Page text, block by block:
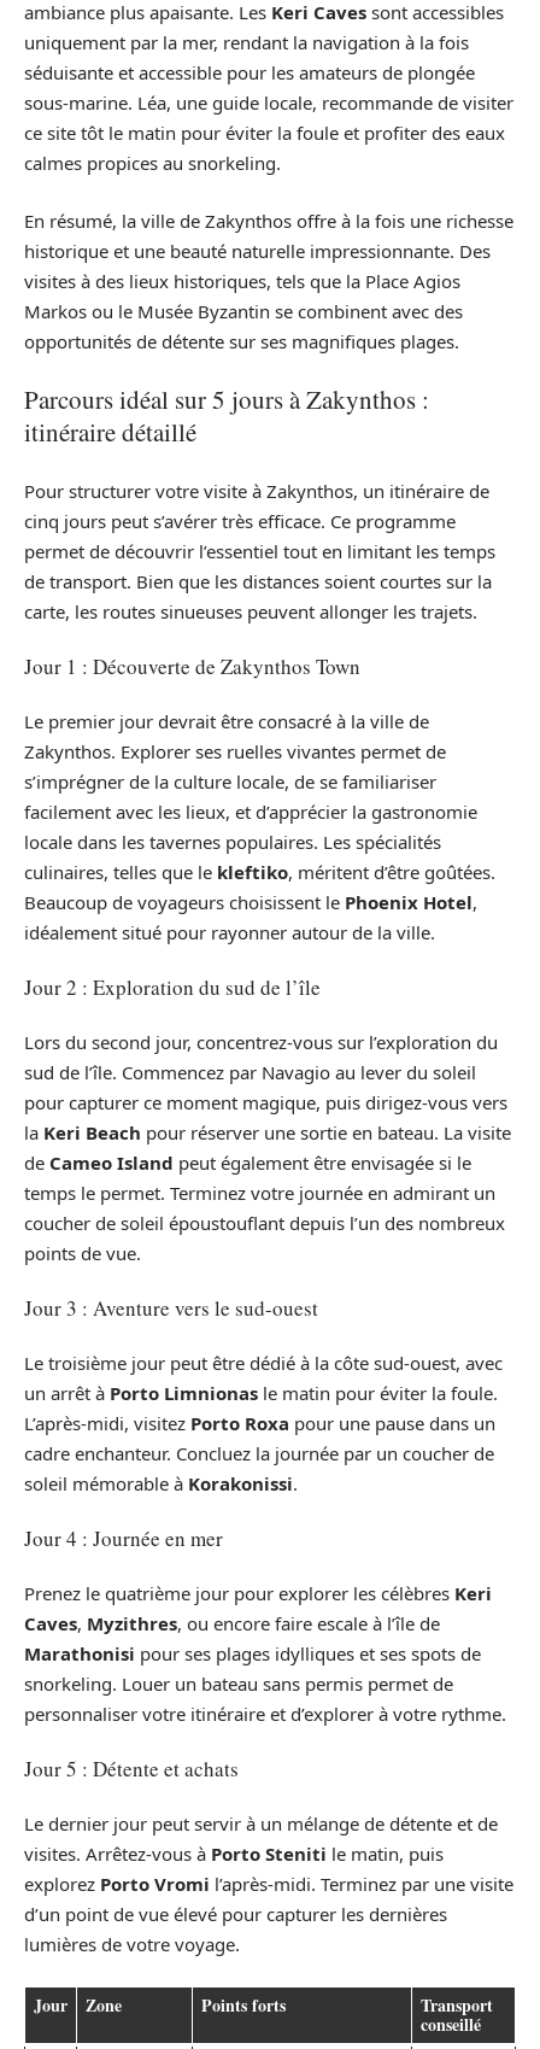
ambiance plus apaisante. Les Keri Caves sont accessibles
uniquement par la mer, rendant la navigation à la fois
séduisante et accessible pour les amateurs de plongée
sous-marine. Léa, une guide locale, recommande de visiter
ce site tôt le matin pour éviter la foule et profiter des eaux
calmes propices au snorkeling.
En résumé, la ville de Zakynthos offre à la fois une richesse
historique et une beauté naturelle impressionnante. Des
visites à des lieux historiques, tels que la Place Agios
Markos ou le Musée Byzantin se combinent avec des
opportunités de détente sur ses magnifiques plages.
Parcours idéal sur 5 jours à Zakynthos :
itinéraire détaillé
Pour structurer votre visite à Zakynthos, un itinéraire de
cinq jours peut s’avérer très efficace. Ce programme
permet de découvrir l’essentiel tout en limitant les temps
de transport. Bien que les distances soient courtes sur la
carte, les routes sinueuses peuvent allonger les trajets.
Jour 1 : Découverte de Zakynthos Town
Le premier jour devrait être consacré à la ville de
Zakynthos. Explorer ses ruelles vivantes permet de
s’imprégner de la culture locale, de se familiariser
facilement avec les lieux, et d’apprécier la gastronomie
locale dans les tavernes populaires. Les spécialités
culinaires, telles que le kleftiko, méritent d’être goûtées.
Beaucoup de voyageurs choisissent le Phoenix Hotel,
idéalement situé pour rayonner autour de la ville.
Jour 2 : Exploration du sud de l’île
Lors du second jour, concentrez-vous sur l’exploration du
sud de l’île. Commencez par Navagio au lever du soleil
pour capturer ce moment magique, puis dirigez-vous vers
la Keri Beach pour réserver une sortie en bateau. La visite
de Cameo Island peut également être envisagée si le
temps le permet. Terminez votre journée en admirant un
coucher de soleil époustouflant depuis l’un des nombreux
points de vue.
Jour 3 : Aventure vers le sud-ouest
Le troisième jour peut être dédié à la côte sud-ouest, avec
un arrêt à Porto Limnionas le matin pour éviter la foule.
L’après-midi, visitez Porto Roxa pour une pause dans un
cadre enchanteur. Concluez la journée par un coucher de
soleil mémorable à Korakonissi.
Jour 4 : Journée en mer
Prenez le quatrième jour pour explorer les célèbres Keri
Caves, Myzithres, ou encore faire escale à l’île de
Marathonisi pour ses plages idylliques et ses spots de
snorkeling. Louer un bateau sans permis permet de
personnaliser votre itinéraire et d’explorer à votre rythme.
Jour 5 : Détente et achats
Le dernier jour peut servir à un mélange de détente et de
visites. Arrêtez-vous à Porto Steniti le matin, puis
explorez Porto Vromi l’après-midi. Terminez par une visite
d’un point de vue élevé pour capturer les dernières
lumières de votre voyage.
Jour Zone Points forts Transport
conseillé